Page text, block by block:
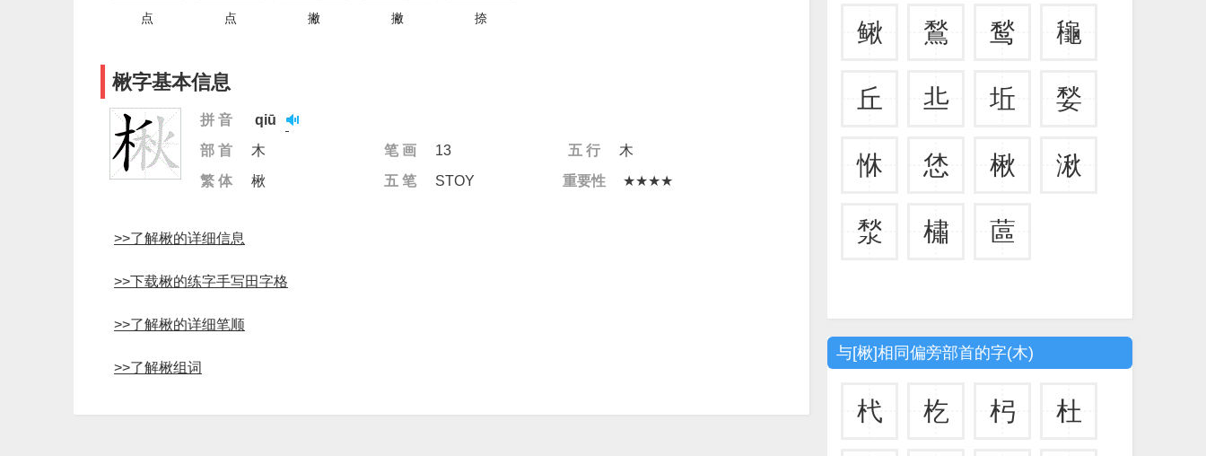
点 点 撇 撇 捺
楸字基本信息
拼 音
qiū
部 首
木 笔 画 13 五 行
木
繁 体
楸 五 笔 STOY 重要性 ★★★★
>>了解楸的详细信息
>>下载楸的练字手写田字格
>>了解楸的详细笔顺
>>了解楸组词
鳅 鶖 鹙 龝
丘 丠 坵 媝
恘 恷 楸 湫
湬 橚 蓲
与[楸]相同偏旁部首的字(木)
杙 杚 杛 杜